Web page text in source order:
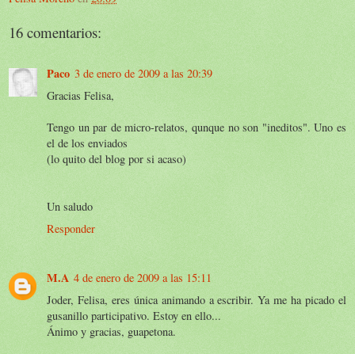
16 comentarios:
Paco 3 de enero de 2009 a las 20:39
Gracias Felisa,
Tengo un par de micro-relatos, qunque no son "ineditos". Uno es
el de los enviados
(lo quito del blog por si acaso)
Un saludo
Responder
M.A 4 de enero de 2009 a las 15:11
Joder, Felisa, eres única animando a escribir. Ya me ha picado el
gusanillo participativo. Estoy en ello...
Ánimo y gracias, guapetona.